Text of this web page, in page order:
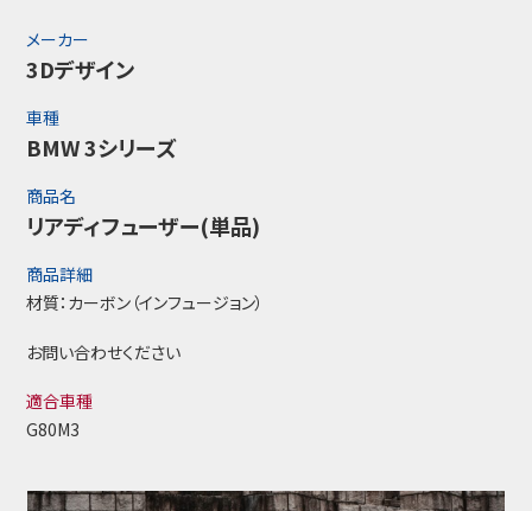
メーカー
3Dデザイン
車種
BMW 3シリーズ
商品名
リアディフューザー(単品)
商品詳細
材質：カーボン（インフュージョン）
お問い合わせください
適合車種
G80M3